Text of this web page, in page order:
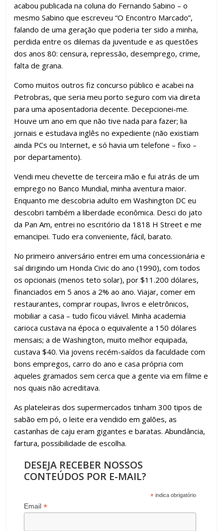
acabou publicada na coluna do Fernando Sabino – o
mesmo Sabino que escreveu “O Encontro Marcado”,
falando de uma geração que poderia ter sido a minha,
perdida entre os dilemas da juventude e as questões
dos anos 80: censura, repressão, desemprego, crime,
falta de grana.
Como muitos outros fiz concurso público e acabei na
Petrobras, que seria meu porto seguro com via direta
para uma aposentadoria decente. Decepcionei-me.
Houve um ano em que não tive nada para fazer; lia
jornais e estudava inglês no expediente (não existiam
ainda PCs ou Internet, e só havia um telefone – fixo –
por departamento).
Vendi meu chevette de terceira mão e fui atrás de um
emprego no Banco Mundial, minha aventura maior.
Enquanto me descobria adulto em Washington DC eu
descobri também a liberdade econômica. Desci do jato
da Pan Am, entrei no escritório da 1818 H Street e me
emancipei. Tudo era conveniente, fácil, barato.
No primeiro aniversário entrei em uma concessionária e
saí dirigindo um Honda Civic do ano (1990), com todos
os opcionais (menos teto solar), por $11.200 dólares,
financiados em 5 anos a 2% ao ano. Viajar, comer em
restaurantes, comprar roupas, livros e eletrônicos,
mobiliar a casa – tudo ficou viável. Minha academia
carioca custava na época o equivalente a 150 dólares
mensais; a de Washington, muito melhor equipada,
custava $40. Via jovens recém-saídos da faculdade com
bons empregos, carro do ano e casa própria com
aqueles gramados sem cerca que a gente via em filme e
nos quais não acreditava.
As plateleiras dos supermercados tinham 300 tipos de
sabão em pó, o leite era vendido em galões, as
castanhas de caju eram gigantes e baratas. Abundância,
fartura, possibilidade de escolha.
DESEJA RECEBER NOSSOS
CONTEÚDOS POR E-MAIL?
* indica obrigatório
Email*